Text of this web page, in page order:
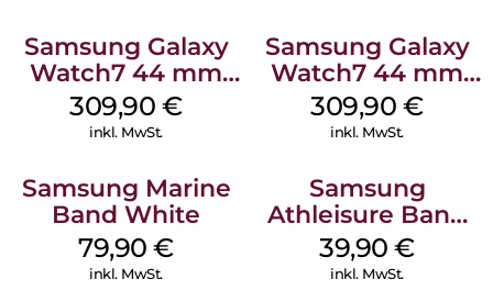
Samsung Galaxy
Watch7 44 mm
Green
309,90€
inkl. MwSt.
Samsung Galaxy
Watch7 44 mm
Silver
309,90€
inkl. MwSt.
Samsung Marine
Band White
79,90€
inkl. MwSt.
Samsung
Athleisure Band
M/L Galaxy
Watch7 Silver
39,90€
inkl. MwSt.